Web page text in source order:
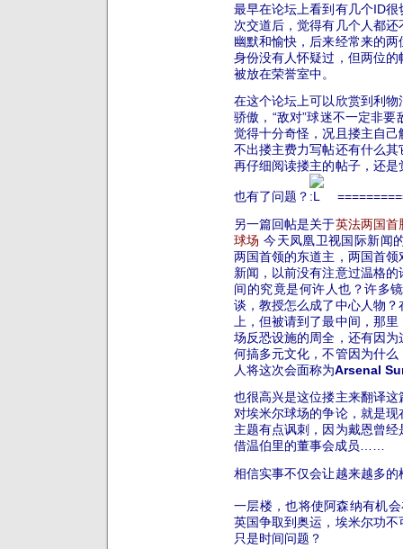
最早在论坛上看到有几个ID
次交道后，觉得有几个人都
幽默和愉快，后来经常来的
身份没有人怀疑过，但两位
被放在荣誉室中。
在这个论坛上可以欣赏到利
骄傲，“敌对”球迷不一定非
觉得十分奇怪，况且搂主自
不出搂主费力写帖还有什么
再仔细阅读搂主的帖子，还
也有了问题？
另一篇回帖是关于英法两国首
球场 今天凤凰卫视国际新闻
两国首领的东道主，两国首
新闻，以前没有注意过温格
间的究竟是何许人也？许多
谈，教授怎么成了中心人物
上，但被请到了最中间，那
场反恐设施的周全，还有因
何搞多元文化，不管因为什
人将这次会面称为Arsenal
也很高兴是这位搂主来翻译
对埃米尔球场的争论，就是
主题有点讽刺，因为戴恩曾
借温伯里的董事会成员……
相信实事不仅会让越来越多
一层楼，也将使阿森纳有机
英国争取到奥运，埃米尔功
只是时间问题？